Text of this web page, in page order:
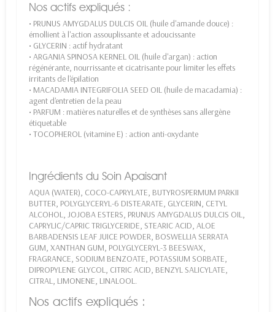
Nos actifs expliqués :
• PRUNUS AMYGDALUS DULCIS OIL (huile d'amande douce) :
émollient à l'action assouplissante et adoucissante
• GLYCERIN : actif hydratant
• ARGANIA SPINOSA KERNEL OIL (huile d'argan) : action
régénérante, nourrissante et cicatrisante pour limiter les effets
irritants de l'épilation
• MACADAMIA INTEGRIFOLIA SEED OIL (huile de macadamia) :
agent d'entretien de la peau
• PARFUM : matières naturelles et de synthèses sans allergène
étiquetable
• TOCOPHEROL (vitamine E) : action anti-oxydante
Ingrédients du Soin Apaisant
AQUA (WATER), COCO-CAPRYLATE, BUTYROSPERMUM PARKII
BUTTER, POLYGLYCERYL-6 DISTEARATE, GLYCERIN, CETYL
ALCOHOL, JOJOBA ESTERS, PRUNUS AMYGDALUS DULCIS OIL,
CAPRYLIC/CAPRIC TRIGLYCERIDE, STEARIC ACID, ALOE
BARBADENSIS LEAF JUICE POWDER, BOSWELLIA SERRATA
GUM, XANTHAN GUM, POLYGLYCERYL-3 BEESWAX,
FRAGRANCE, SODIUM BENZOATE, POTASSIUM SORBATE,
DIPROPYLENE GLYCOL, CITRIC ACID, BENZYL SALICYLATE,
CITRAL, LIMONENE, LINALOOL.
Nos actifs expliqués :